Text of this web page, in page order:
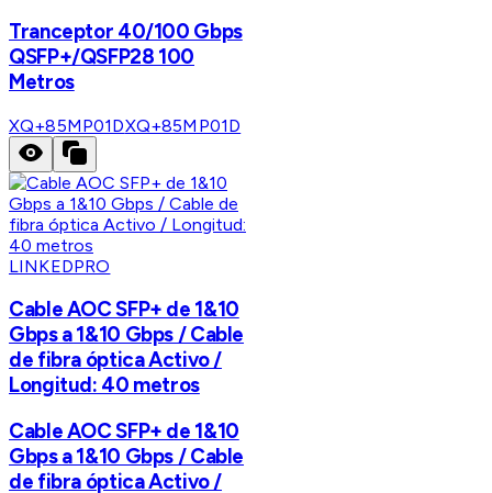
Tranceptor 40/100 Gbps
QSFP+/QSFP28 100
Metros
XQ+85MP01DXQ+85MP01D
LINKEDPRO
Cable AOC SFP+ de 1&10
Gbps a 1&10 Gbps / Cable
de fibra óptica Activo /
Longitud: 40 metros
Cable AOC SFP+ de 1&10
Gbps a 1&10 Gbps / Cable
de fibra óptica Activo /